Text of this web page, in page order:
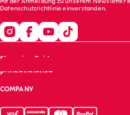
Datenschutzrichtlinieeinverstanden.
Shopping Guide
BH-Guide
Bekleidungspflege
KUNDENDIENST
Häufig gestellte Fragen (FAQs)
Ihre Bestellung folgt
COMPANY
Unternehmenswebsite (English)